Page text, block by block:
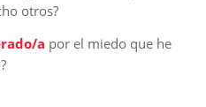
otros?
a por el miedo que he